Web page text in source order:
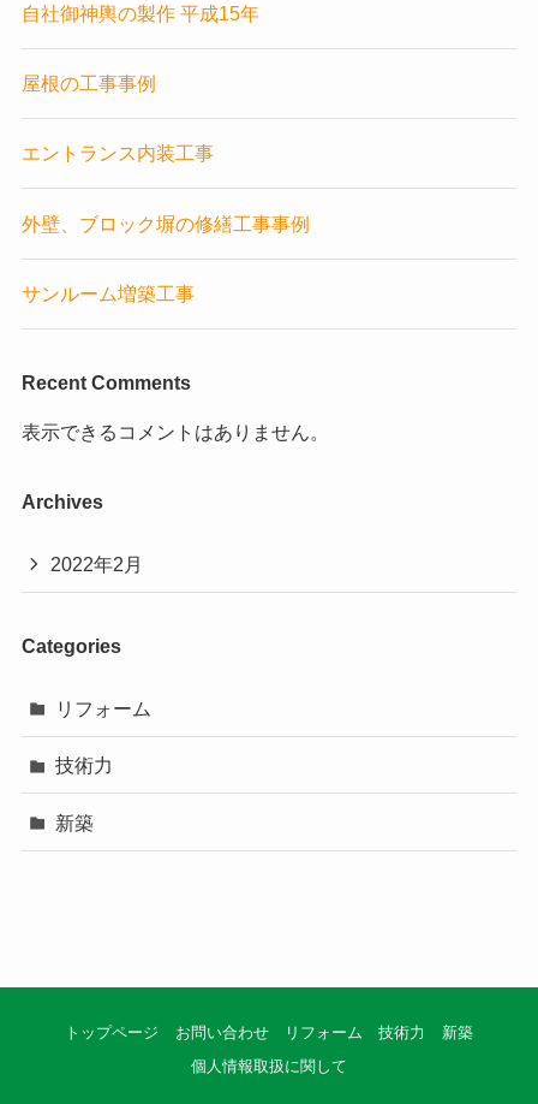
自社御神輿の製作 平成15年
屋根の工事事例
エントランス内装工事
外壁、ブロック塀の修繕工事事例
サンルーム増築工事
Recent Comments
表示できるコメントはありません。
Archives
2022年2月
Categories
リフォーム
技術力
新築
トップページ お問い合わせ リフォーム 技術力
新築
個人情報取扱に関して